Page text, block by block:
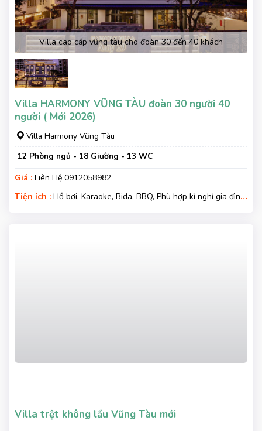
Villa cao cấp vũng tàu cho đoàn 30 đến 40 khách
Villa HARMONY VŨNG TÀU đoàn 30 người 40
người ( Mới 2026)
Villa Harmony Vũng Tàu
12 Phòng ngủ - 18 Giường - 13 WC
Giá : Liên Hệ 0912058982
Tiện ích : Hồ bơi, Karaoke, Bida, BBQ, Phù hợp kì nghỉ gia đình,
Villa trệt không lầu Vũng Tàu mới